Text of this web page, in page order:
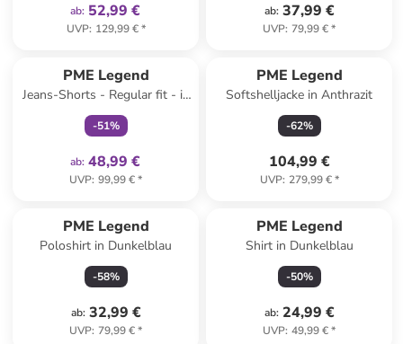
ab: 52,99 €
UVP: 129,99 €*
ab: 37,99 €
UVP: 79,99 €*
PME Legend
Jeans-Shorts - Regular fit - in
Grau
-51%
ab: 48,99 €
UVP: 99,99 €*
PME Legend
Softshelljacke in Anthrazit
-62%
104,99 €
UVP: 279,99 €*
PME Legend
Poloshirt in Dunkelblau
-58%
ab: 32,99 €
UVP: 79,99 €*
PME Legend
Shirt in Dunkelblau
-50%
ab: 24,99 €
UVP: 49,99 €*